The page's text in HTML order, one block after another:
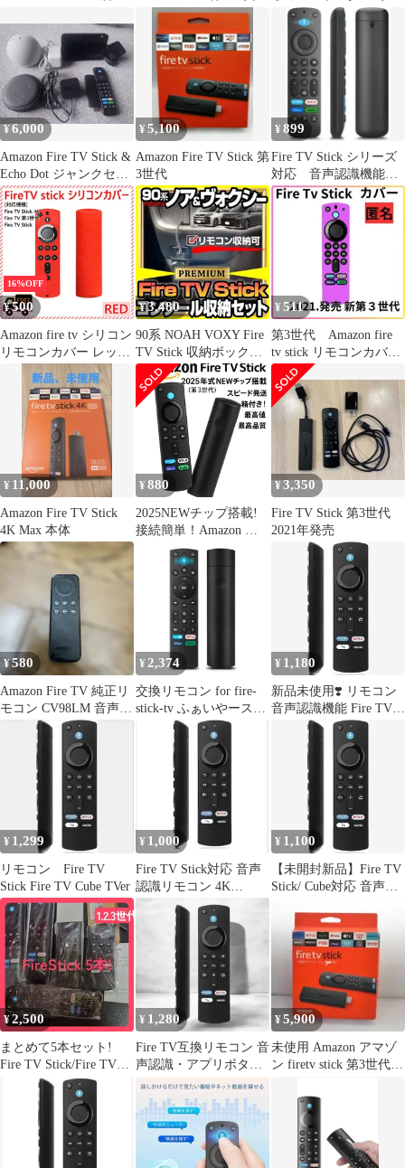
交換用
２・第３世代）
[MP001-001C]
¥6,000
Amazon Fire TV Stick &
Echo Dot ジャンクセッ
ト
¥5,100
Amazon Fire TV Stick 第
3世代
¥899
Fire TV Stick シリーズ
対応 音声認識機能付
き交換用（汎用）リモ
16%OFF
¥500
Amazon fire tv シリコン
リモコンカバー レッド
¥3,480
90系 NOAH VOXY Fire
TV Stick 収納ボックス
配線セット
¥ 511
第3世代 Amazon fire
tv stick リモコンカバー
ファイヤー
¥ 11,000
Amazon Fire TV Stick
4K Max 本体
¥ 880
2025NEWチップ搭載!
接続簡単！Amazon リ
モコン Fire TV Stick
リモコンのみ（第3世
¥3,350
Fire TV Stick 第3世代
2021年発売
¥580
Amazon Fire TV 純正リ
モコン CV98LM 音声認
識なし
¥ 2,374
交換リモコン for fire-
stick-tv ふぁいやーステ
ィックtv リモコン Pro
音声認識 カスタムボタ
ン有り ファイヤーステ
ィック本体が必要
¥ 1,180
新品未使用❣️ リモコン
音声認識機能 Fire TV
Stick/Cube対応
¥ 1,299
リモコン Fire TV
Stick Fire TV Cube TVer
¥ 1,000
Fire TV Stick対応 音声
認識リモコン 4K
Max/Cube交換用
¥ 1,100
【未開封新品】Fire TV
Stick/ Cube対応 音声認
¥2,500
まとめて5本セット!
Fire TV Stick/Fire TV
Cube対応, 音声認識機
能付き, プリセットAPP
ボタン搭載, 第2/3世代
4K Max/Lite/4K TV-
Cube（第1&2世代）互
¥ 1,280
Fire TV互換リモコン 音
声認識・アプリボタン
付 ブラック
¥5,900
未使用 Amazon アマゾ
ン firetv stick 第3世代